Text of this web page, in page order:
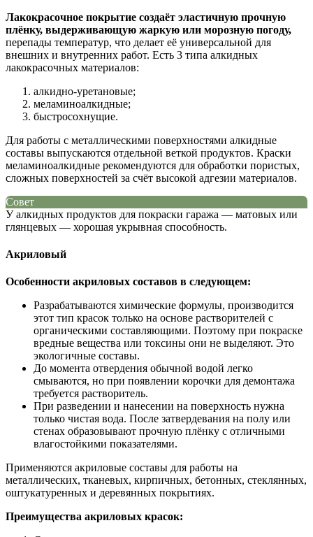
Лакокрасочное покрытие создаёт эластичную прочную
плёнку, выдерживающую жаркую или морозную погоду,
перепады температур, что делает её универсальной для
внешних и внутренних работ. Есть 3 типа алкидных
лакокрасочных материалов:
алкидно-уретановые;
меламиноалкидные;
быстросохнущие.
Для работы с металлическими поверхностями алкидные
составы выпускаются отдельной веткой продуктов. Краски
меламиноалкидные рекомендуются для обработки пористых,
сложных поверхностей за счёт высокой адгезии материалов.
Совет
У алкидных продуктов для покраски гаража — матовых или
глянцевых — хорошая укрывная способность.
Акриловый
Особенности акриловых составов в следующем:
Разрабатываются химические формулы, производится
этот тип красок только на основе растворителей с
органическими составляющими. Поэтому при покраске
вредные вещества или токсины они не выделяют. Это
экологичные составы.
До момента отвердения обычной водой легко
смываются, но при появлении корочки для демонтажа
требуется растворитель.
При разведении и нанесении на поверхность нужна
только чистая вода. После затвердевания на полу или
стенах образовывают прочную плёнку с отличными
влагостойкими показателями.
Применяются акриловые составы для работы на
металлических, тканевых, кирпичных, бетонных, стеклянных,
оштукатуренных и деревянных покрытиях.
Преимущества акриловых красок: